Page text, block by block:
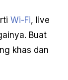
Wi-Fi, live
Buat
khas dan